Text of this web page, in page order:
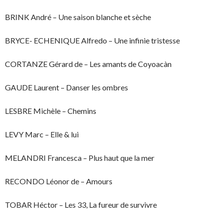
BRINK André – Une saison blanche et sèche
BRYCE- ECHENIQUE Alfredo – Une infinie tristesse
CORTANZE Gérard de – Les amants de Coyoacàn
GAUDE Laurent – Danser les ombres
LESBRE Michèle – Chemins
LEVY Marc – Elle & lui
MELANDRI Francesca – Plus haut que la mer
RECONDO Léonor de – Amours
TOBAR Héctor – Les 33, La fureur de survivre